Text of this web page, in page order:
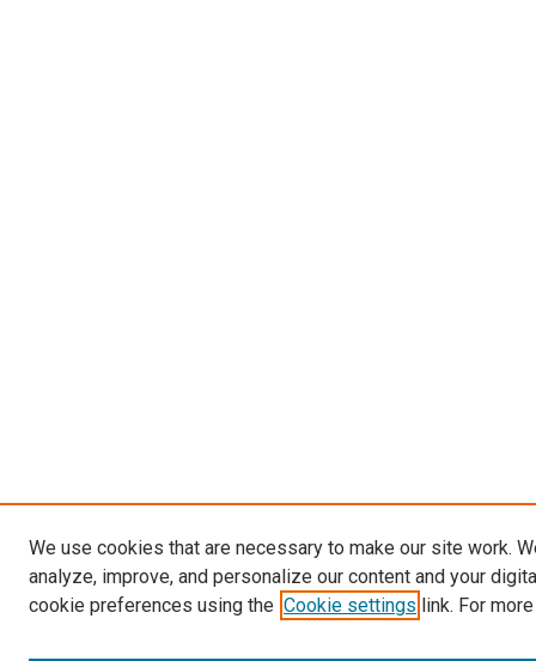
We use cookies that are necessary to make our site work.
analyze, improve, and personalize our content and your
cookie preferences using the Cookie settings link. For